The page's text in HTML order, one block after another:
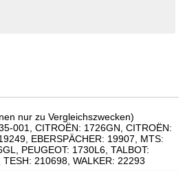
nur zu Vergleichszwecken)
001, CITROËN: 1726GN, CITROËN:
EBERSPÄCHER: 19907, MTS:
PEUGEOT: 1730L6, TALBOT:
210698, WALKER: 22293